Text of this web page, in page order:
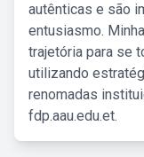
autênticas e são
entusiasmo.
trajetória para se
utilizando
renomadas
fdp.aau.edu.et.